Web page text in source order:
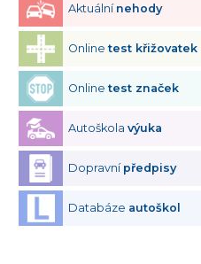
Aktuální nehody
Onlinetest křižovatek
Onlinetest značek
Autoškolavýuka
Dopravní předpisy
Databáze autoškol